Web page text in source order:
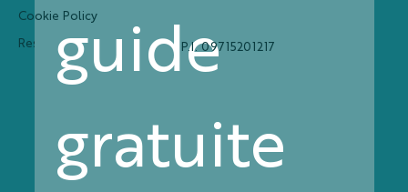
Resi e Rimborsi
guide
gratuite
Cookie Policy
P.I. 09715201217